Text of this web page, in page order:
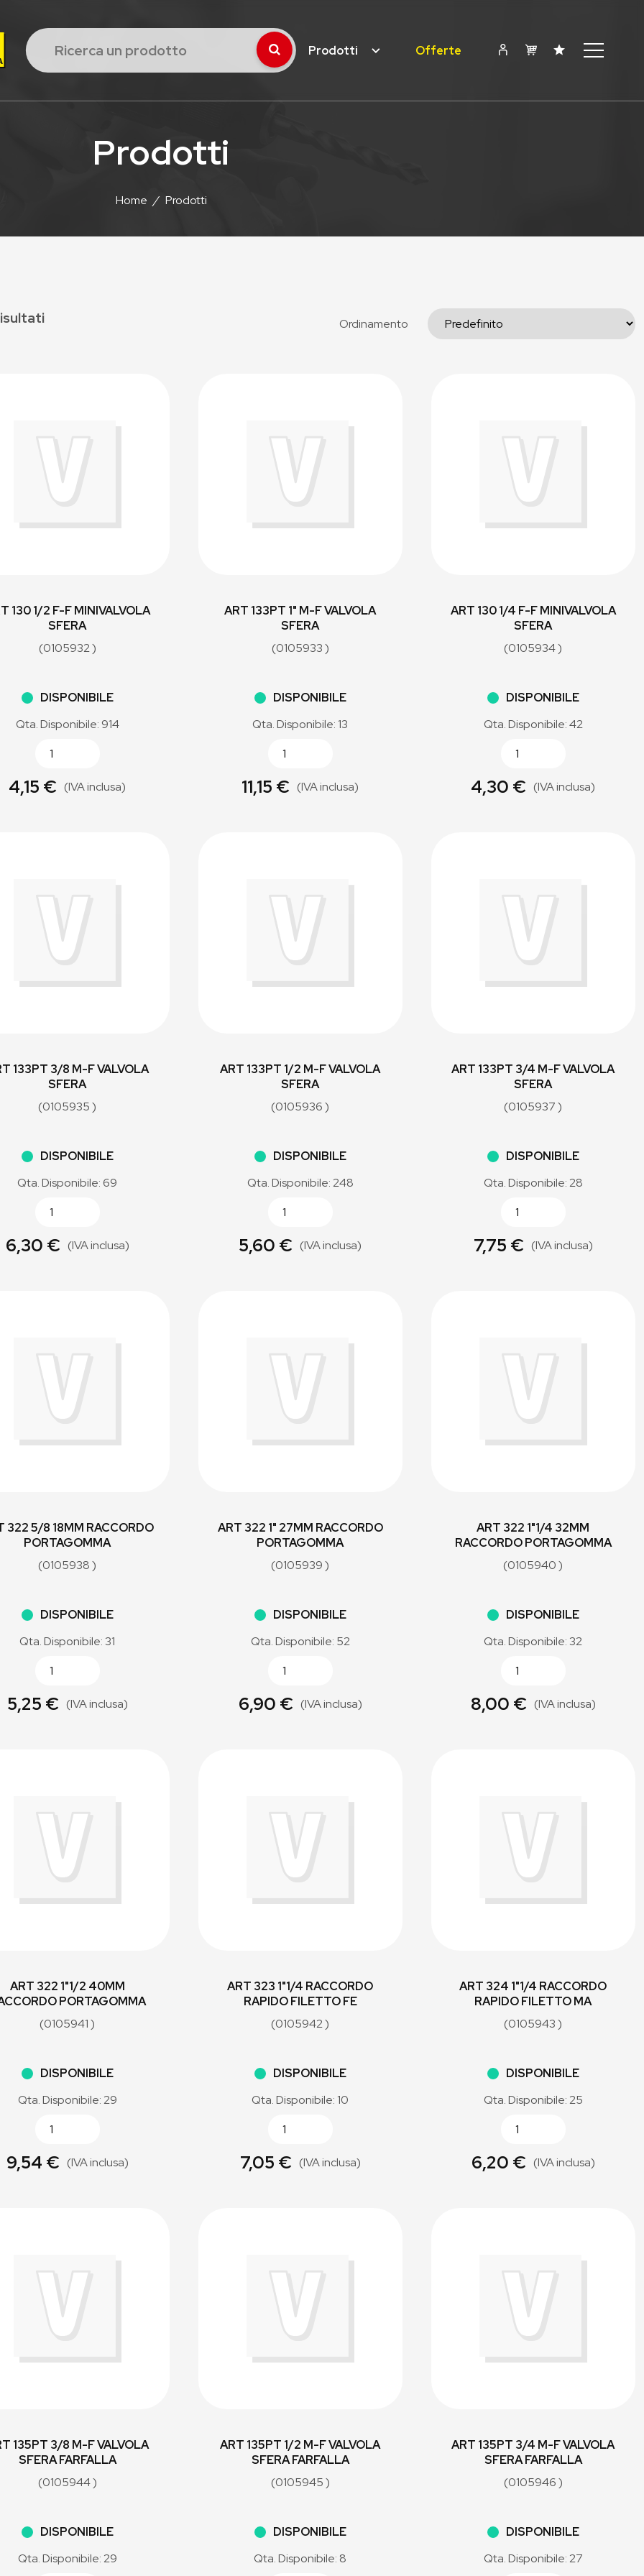
Prodotti Offerte
Prodotti
Home / Prodotti
Ordinamento
130 1/2 F-F MINIVALVOLA
SFERA
(0105932 )
DISPONIBILE
Qta. Disponibile: 914
4,15 € (IVA inclusa)
ART 133PT 1" M-F VALVOLA
SFERA
(0105933 )
DISPONIBILE
Qta. Disponibile: 13
11,15 € (IVA inclusa)
ART 130 1/4 F-F MINIVALVOLA
SFERA
(0105934 )
DISPONIBILE
Qta. Disponibile: 42
4,30 € (IVA inclusa)
133PT 3/8 M-F VALVOLA
SFERA
(0105935 )
DISPONIBILE
Qta. Disponibile: 69
6,30 € (IVA inclusa)
ART 133PT 1/2 M-F VALVOLA
SFERA
(0105936 )
DISPONIBILE
Qta. Disponibile: 248
5,60 € (IVA inclusa)
ART 133PT 3/4 M-F VALVOLA
SFERA
(0105937 )
DISPONIBILE
Qta. Disponibile: 28
7,75 € (IVA inclusa)
322 5/8 18MM RACCORDO
PORTAGOMMA
(0105938 )
DISPONIBILE
Qta. Disponibile: 31
5,25 € (IVA inclusa)
ART 322 1" 27MM RACCORDO
PORTAGOMMA
(0105939 )
DISPONIBILE
Qta. Disponibile: 52
6,90 € (IVA inclusa)
ART 322 1"1/4 32MM
RACCORDO PORTAGOMMA
(0105940 )
DISPONIBILE
Qta. Disponibile: 32
8,00 € (IVA inclusa)
ART 322 1"1/2 40MM
PORTAGOMMA
(0105941 )
DISPONIBILE
Qta. Disponibile: 29
9,54 € (IVA inclusa)
ART 323 1"1/4 RACCORDO
RAPIDO FILETTO FE
(0105942 )
DISPONIBILE
Qta. Disponibile: 10
7,05 € (IVA inclusa)
ART 324 1"1/4 RACCORDO
RAPIDO FILETTO MA
(0105943 )
DISPONIBILE
Qta. Disponibile: 25
6,20 € (IVA inclusa)
135PT 3/8 M-F VALVOLA
SFERA FARFALLA
(0105944 )
DISPONIBILE
Qta. Disponibile: 29
ART 135PT 1/2 M-F VALVOLA
SFERA FARFALLA
(0105945 )
DISPONIBILE
Qta. Disponibile: 8
ART 135PT 3/4 M-F VALVOLA
SFERA FARFALLA
(0105946 )
DISPONIBILE
Qta. Disponibile: 27